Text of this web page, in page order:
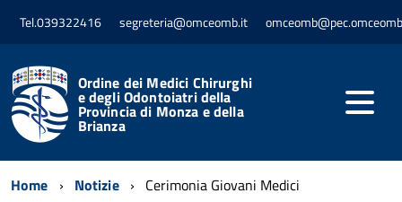
Tel.039322416 segreteria@omceomb.it
Ordine dei Medici Chirurghi
e degli Odontoiatri della
Provincia di Monza e della
Brianza
Home Notizie Cerimonia Giovani Medici